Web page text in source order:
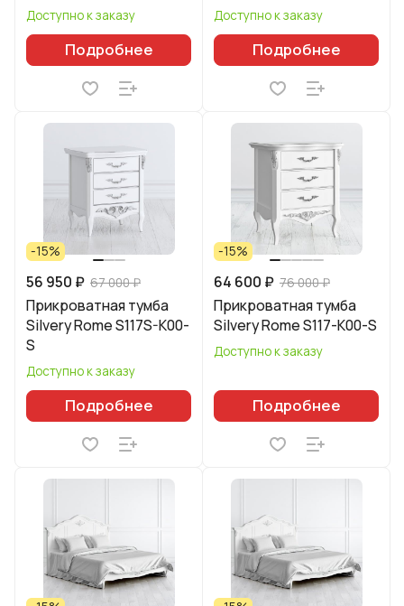
Доступно к заказу
Подробнее
Доступно к заказу
Подробнее
-15%
56 950 ₽ 67 000 ₽
Прикроватная тумба
Silvery Rome S117S-K00-
S
Доступно к заказу
Подробнее
-15%
64 600 ₽ 76 000 ₽
Прикроватная тумба
Silvery Rome S117-K00-S
Доступно к заказу
Подробнее